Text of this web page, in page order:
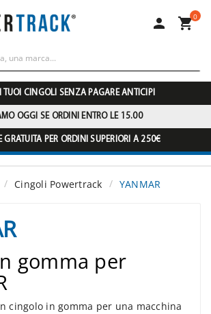
 0
TUOI CINGOLI SENZA PAGARE ANTICIPI
OGGI SE ORDINI ENTRO LE 15.00
GRATUITA PER ORDINI SUPERIORI A 250€
Cingoli Powertrack YANMAR
gomma per
cingolo in gomma per una macchina